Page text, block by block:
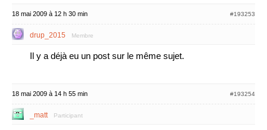
18 mai 2009 à 12 h 30 min #193253
drup_2015 Membre
Il y a déjà eu un post sur le même sujet.
18 mai 2009 à 14 h 55 min #193254
_matt Participant